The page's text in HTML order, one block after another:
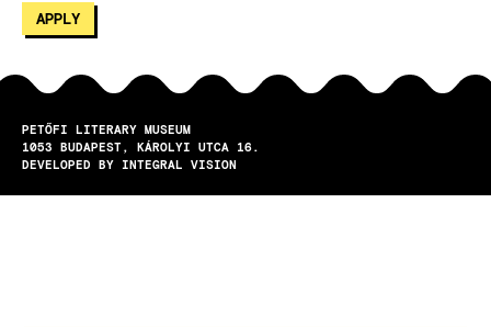
PETŐFI LITERARY MUSEUM
1053
BUDAPEST
KÁROLYI UTCA 16.
DEVELOPED BY INTEGRAL VISION